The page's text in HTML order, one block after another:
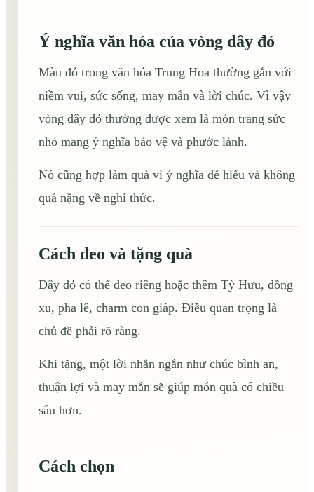
Ý nghĩa văn hóa của vòng dây đỏ
Màu đỏ trong văn hóa Trung Hoa thường gắn với
niềm vui, sức sống, may mắn và lời chúc. Vì vậy
vòng dây đỏ thường được xem là món trang sức
nhỏ mang ý nghĩa bảo vệ và phước lành.
Nó cũng hợp làm quà vì ý nghĩa dễ hiểu và không
quá nặng về nghi thức.
Cách đeo và tặng quà
Dây đỏ có thể đeo riêng hoặc thêm Tỳ Hưu, đồng
xu, pha lê, charm con giáp. Điều quan trọng là
chủ đề phải rõ ràng.
Khi tặng, một lời nhắn ngắn như chúc bình an,
thuận lợi và may mắn sẽ giúp món quà có chiều
sâu hơn.
Cách chọn